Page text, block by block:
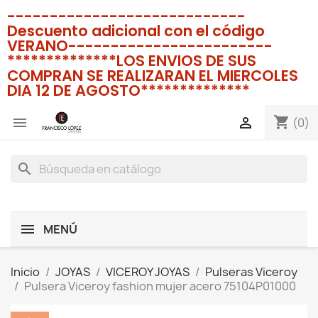
----------------------------
Descuento adicional con el código
VERANO------------------------
**************LOS ENVIOS DE SUS
COMPRAN SE REALIZARAN EL MIERCOLES
DIA 12 DE AGOSTO**************
 shopping_cart (0)

search
MENÚ
Inicio JOYAS VICEROY JOYAS
Pulseras Viceroy
Pulsera Viceroy fashion mujer acero 75104P01000